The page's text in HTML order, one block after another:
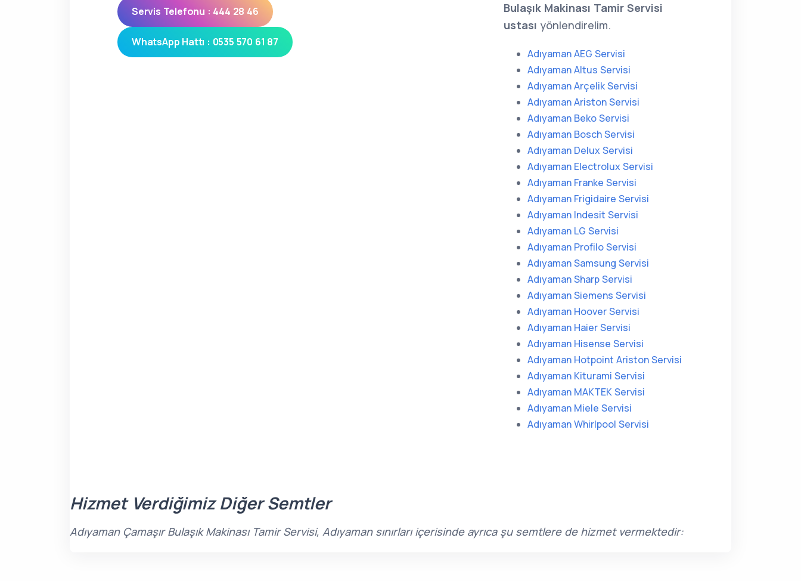
Servis Telefonu : 444 28 46
WhatsApp Hattı : 0535 570 61 87
Bulaşık Makinası Tamir Servisi
ustası yönlendirelim.
Adıyaman AEG Servisi
Adıyaman Altus Servisi
Adıyaman Arçelik Servisi
Adıyaman Ariston Servisi
Adıyaman Beko Servisi
Adıyaman Bosch Servisi
Adıyaman Delux Servisi
Adıyaman Electrolux Servisi
Adıyaman Franke Servisi
Adıyaman Frigidaire Servisi
Adıyaman Indesit Servisi
Adıyaman LG Servisi
Adıyaman Profilo Servisi
Adıyaman Samsung Servisi
Adıyaman Sharp Servisi
Adıyaman Siemens Servisi
Adıyaman Hoover Servisi
Adıyaman Haier Servisi
Adıyaman Hisense Servisi
Adıyaman Hotpoint Ariston Servisi
Adıyaman Kiturami Servisi
Adıyaman MAKTEK Servisi
Adıyaman Miele Servisi
Adıyaman Whirlpool Servisi
Hizmet Verdiğimiz Diğer Semtler
Adıyaman Çamaşır Bulaşık Makinası Tamir Servisi, Adıyaman sınırları içerisinde ayrıca şu semtlere de hizmet vermektedir: